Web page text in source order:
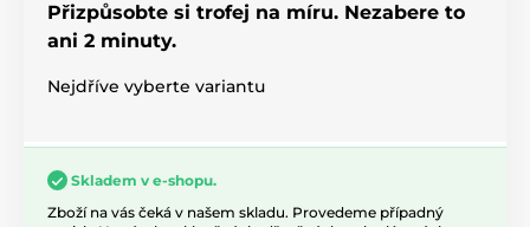
Přizpůsobte si trofej na míru. Nezabere to
ani 2 minuty.
Nejdříve vyberte variantu
Skladem v e-shopu.
Zboží na vás čeká v našem skladu. Provedeme případný